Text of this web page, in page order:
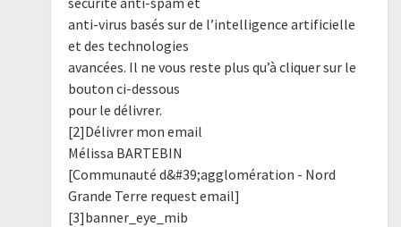
anti-virus basés sur de l’intelligence artificielle
et des technologies
avancées. Il ne vous reste plus qu’à cliquer sur le
bouton ci-dessous
pour le délivrer.
[2]Délivrer mon email
Mélissa BARTEBIN
[Communauté d&#39;agglomération - Nord
Grande Terre request email]
[3]banner_eye_mib